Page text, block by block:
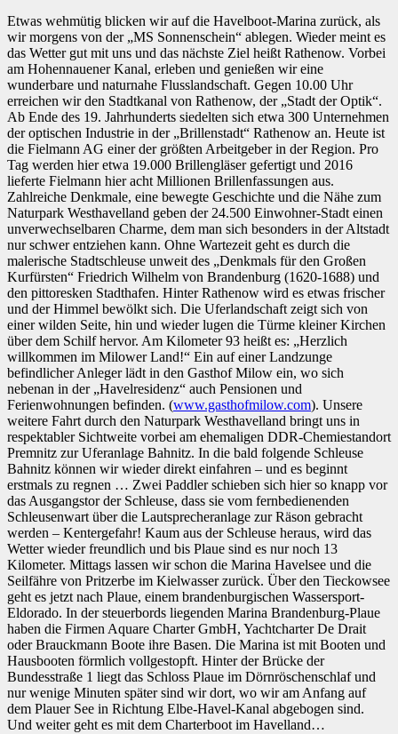
Etwas wehmütig blicken wir auf die Havelboot-Marina zurück, als
wir morgens von der „MS Sonnenschein“ ablegen. Wieder meint es
das Wetter gut mit uns und das nächste Ziel heißt Rathenow. Vorbei
am Hohennauener Kanal, erleben und genießen wir eine
wunderbare und naturnahe Flusslandschaft. Gegen 10.00 Uhr
erreichen wir den Stadtkanal von Rathenow, der „Stadt der Optik“.
Ab Ende des 19. Jahrhunderts siedelten sich etwa 300 Unternehmen
der optischen Industrie in der „Brillenstadt“ Rathenow an. Heute ist
die Fielmann AG einer der größten Arbeitgeber in der Region. Pro
Tag werden hier etwa 19.000 Brillengläser gefertigt und 2016
lieferte Fielmann hier acht Millionen Brillenfassungen aus.
Zahlreiche Denkmale, eine bewegte Geschichte und die Nähe zum
Naturpark Westhavelland geben der 24.500 Einwohner-Stadt einen
unverwechselbaren Charme, dem man sich besonders in der Altstadt
nur schwer entziehen kann. Ohne Wartezeit geht es durch die
malerische Stadtschleuse unweit des „Denkmals für den Großen
Kurfürsten“ Friedrich Wilhelm von Brandenburg (1620-1688) und
den pittoresken Stadthafen. Hinter Rathenow wird es etwas frischer
und der Himmel bewölkt sich. Die Uferlandschaft zeigt sich von
einer wilden Seite, hin und wieder lugen die Türme kleiner Kirchen
über dem Schilf hervor. Am Kilometer 93 heißt es: „Herzlich
willkommen im Milower Land!“ Ein auf einer Landzunge
befindlicher Anleger lädt in den Gasthof Milow ein, wo sich
nebenan in der „Havelresidenz“ auch Pensionen und
Ferienwohnungen befinden. (www.gasthofmilow.com). Unsere
weitere Fahrt durch den Naturpark Westhavelland bringt uns in
respektabler Sichtweite vorbei am ehemaligen DDR-Chemiestandort
Premnitz zur Uferanlage Bahnitz. In die bald folgende Schleuse
Bahnitz können wir wieder direkt einfahren – und es beginnt
erstmals zu regnen … Zwei Paddler schieben sich hier so knapp vor
das Ausgangstor der Schleuse, dass sie vom fernbedienenden
Schleusenwart über die Lautsprecheranlage zur Räson gebracht
werden – Kentergefahr! Kaum aus der Schleuse heraus, wird das
Wetter wieder freundlich und bis Plaue sind es nur noch 13
Kilometer. Mittags lassen wir schon die Marina Havelsee und die
Seilfähre von Pritzerbe im Kielwasser zurück. Über den Tieckowsee
geht es jetzt nach Plaue, einem brandenburgischen Wassersport-
Eldorado. In der steuerbords liegenden Marina Brandenburg-Plaue
haben die Firmen Aquare Charter GmbH, Yachtcharter De Drait
oder Brauckmann Boote ihre Basen. Die Marina ist mit Booten und
Hausbooten förmlich vollgestopft. Hinter der Brücke der
Bundesstraße 1 liegt das Schloss Plaue im Dörnröschenschlaf und
nur wenige Minuten später sind wir dort, wo wir am Anfang auf
dem Plauer See in Richtung Elbe-Havel-Kanal abgebogen sind.
Und weiter geht es mit dem Charterboot im Havelland…